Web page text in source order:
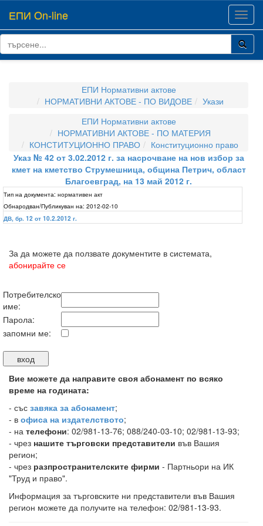
ЕПИ On-line
ЕПИ Нормативни актове
НОРМАТИВНИ АКТОВЕ - ПО ВИДОВЕ
Укази
ЕПИ Нормативни актове
НОРМАТИВНИ АКТОВЕ - ПО МАТЕРИЯ
КОНСТИТУЦИОННО ПРАВО
Конституционно право
Указ № 42 от 3.02.2012 г. за насрочване на нов избор за
кмет на кметство Струмешница, община Петрич, област
Благоевград, на 13 май 2012 г.
Тип на документа: нормативен акт
Обнародван/Публикуван на: 2012-02-10
ДВ, бр. 12 от 10.2.2012 г.
За да можете да ползвате документите в системата,
абонирайте се
Потребителско
име:
Парола:
запомни ме:
Вие можете да направите своя абонамент по всяко
време на годината:
- със завяка за абонамент;
- в офиса на издателството;
- на телефони: 02/981-13-76; 088/240-03-10; 02/981-13-93;
- чрез нашите търговски представители във Вашия
регион;
- чрез разпространителските фирми - Партньори на ИК
"Труд и право".
Информация за търговските ни представители във Вашия
регион можете да получите на телефон: 02/981-13-93.